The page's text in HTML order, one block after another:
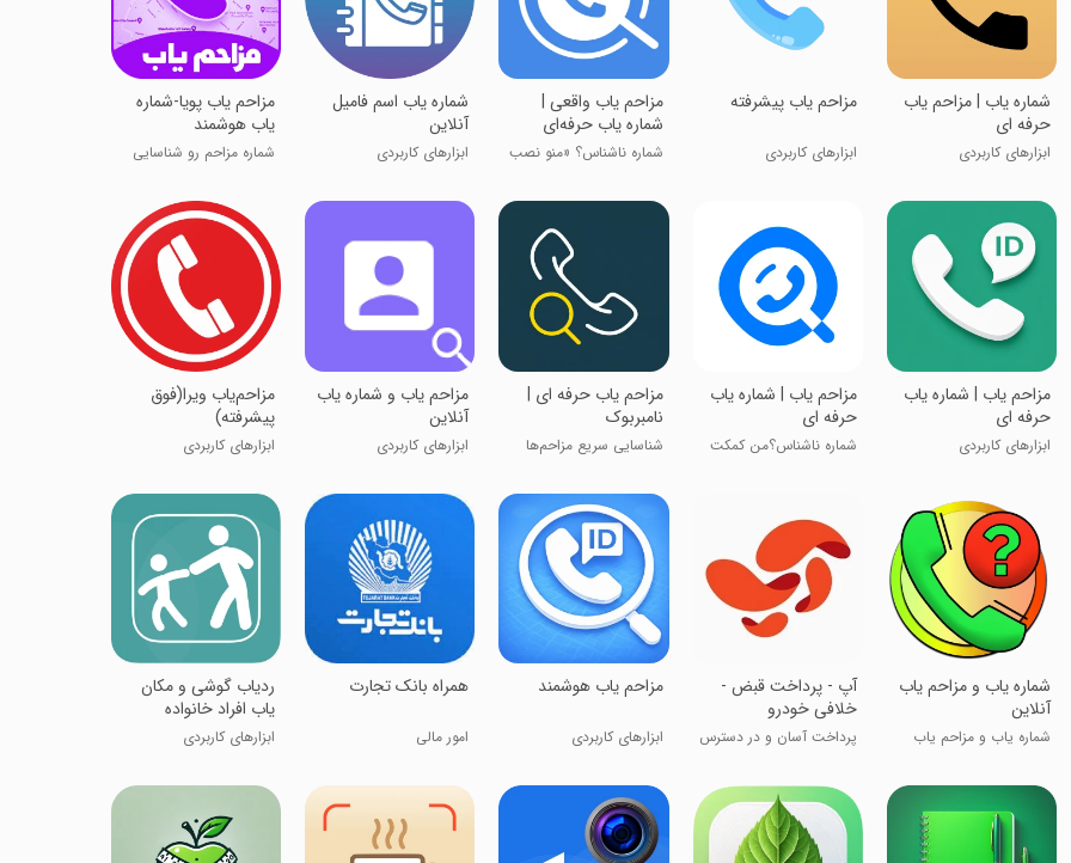
‏شماره یاب | مزاحم یاب
حرفه ای
ابزارهای کاربردی
مزاحم یاب پیشرفته
ابزارهای کاربردی
‏مزاحم یاب واقعی |
شماره یاب حرفه‌ای
شماره ناشناس؟ «منو نصب
شماره یاب اسم فامیل
آنلاین
ابزارهای کاربردی
مزاحم یاب پویا-شماره
یاب هوشمند
شماره مزاحم رو شناسایی
‏مزاحم یاب | شماره یاب
حرفه ای
ابزارهای کاربردی
‏‏‏‏مزاحم یاب | شماره یاب
حرفه ای
شماره ناشناس؟من کمکت
‏‏‏مزاحم یاب حرفه ای |
نامبربوک
شناسایی سریع مزاحم‌ها
مزاحم یاب و شماره یاب
آنلاین
ابزارهای کاربردی
مزاحم‌یاب ویرا(فوق
پیشرفته)
ابزارهای کاربردی
شماره یاب و مزاحم یاب
آنلاین
شماره یاب و مزاحم یاب
آپ - پرداخت قبض -
خلافی خودرو
پرداخت آسان و در دسترس
‏‏‏‏مزاحم یاب هوشمند
ابزارهای کاربردی
همراه بانک تجارت
امور مالی
‏‏ردیاب گوشی و مکان
یاب افراد خانواده
ابزارهای کاربردی